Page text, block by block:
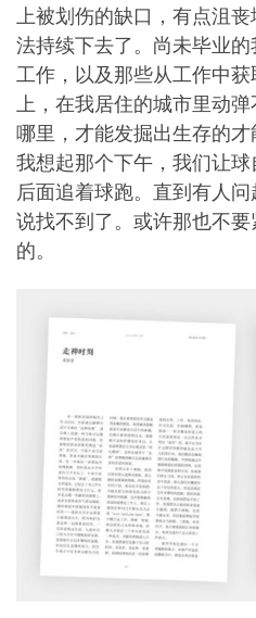
上被划伤的缺口，有点沮
法持续下去了。尚未毕业
工作，以及那些从工作中
上，在我居住的城市里动
哪里，才能发掘出生存的
我想起那个下午，我们让
后面追着球跑。直到有人
说找不到了。或许那也不
的。